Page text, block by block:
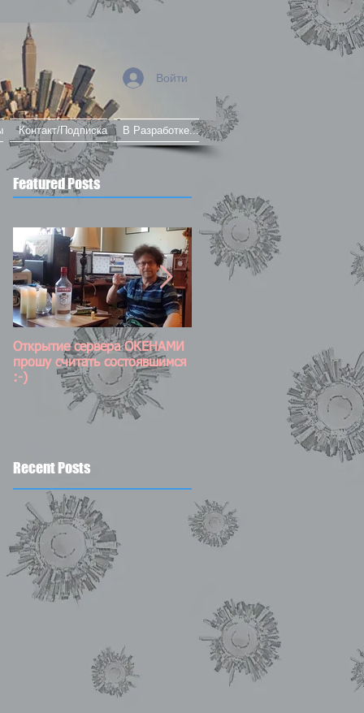
Контакт/Подписка В Разработке...
Войти
Featured Posts
Открытие сервера ОКЕНАМИ
прошу считать состоявшимся
:-)
Постоянно обновляемый
Recent Posts